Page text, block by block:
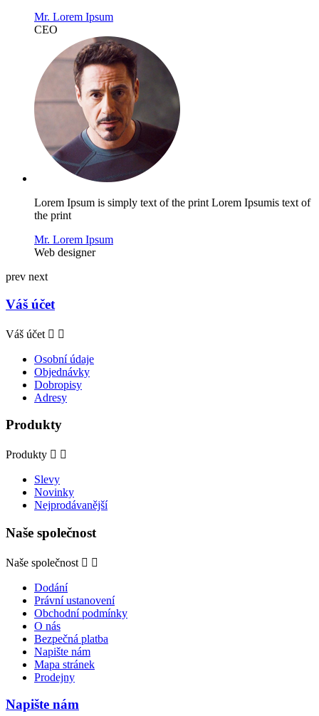
Mr. Lorem Ipsum
CEO
Lorem Ipsum is simply text of the print Lorem Ipsumis text of
the print
Mr. Lorem Ipsum
Web designer
prev next
Váš účet
Váš účet  
Osobní údaje
Objednávky
Dobropisy
Adresy
Produkty
Produkty  
Slevy
Novinky
Nejprodávanější
Naše společnost
Naše společnost  
Dodání
Právní ustanovení
Obchodní podmínky
O nás
Bezpečná platba
Napište nám
Mapa stránek
Prodejny
Napište nám